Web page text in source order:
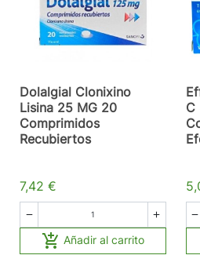
Dolalgial Clonixino
Lisina 25 MG 20
Comprimidos
Recubiertos
7,42 €
 
 Añadir al carrito
C
